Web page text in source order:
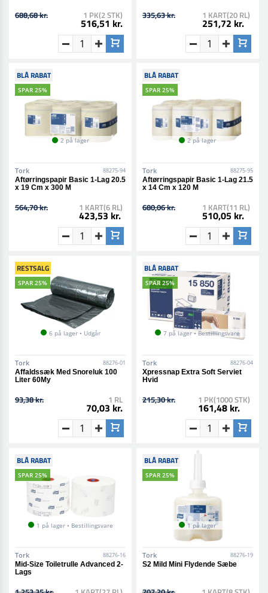
688,68 kr. 1 PK(2 STK)
516,51 kr.
335,63 kr. 1 KART(20 RL)
251,72 kr.
BLÅ RABAT
SPAR 25%
2 på lager
Tork 88275-94
Aftørringspapir Basic 1-Lag 20.5
x 19 Cm x 300 M
564,70 kr. 1 KART(6 RL)
423,53 kr.
BLÅ RABAT
SPAR 25%
2 på lager
Tork 88275-95
Aftørringspapir Basic 1-Lag 21.5
x 14 Cm x 120 M
680,06 kr. 1 KART(11 RL)
510,05 kr.
RESTSALG
SPAR 25%
6 på lager • Udgår
Tork 88276-01
Affaldssæk Med Snoreluk 100
Liter 60My
93,38 kr. 1 RL
70,03 kr.
BLÅ RABAT
SPAR 25%
7 på lager • Bestillingsvare
Tork 88276-04
Xpressnap Extra Soft Serviet
Hvid
215,30 kr. 1 PK(1000 STK)
161,48 kr.
BLÅ RABAT
SPAR 25%
1 på lager • Bestillingsvare
Tork 88276-16
Mid-Size Toiletrulle Advanced 2-
Lags
BLÅ RABAT
SPAR 25%
1 på lager
Tork 88276-19
S2 Mild Mini Flydende Sæbe